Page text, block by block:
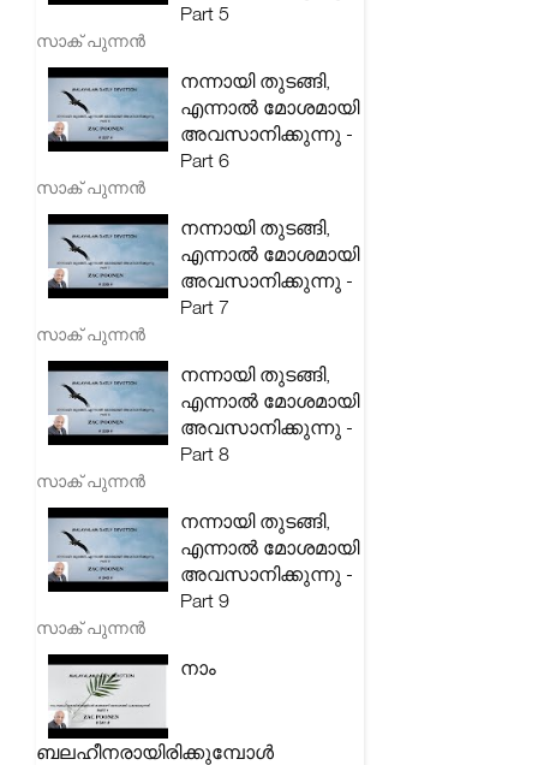
Part 5
സാക് പുന്നൻ
നന്നായി തുടങ്ങി,
എന്നാൽ മോശമായി
അവസാനിക്കുന്നു -
Part 6
സാക് പുന്നൻ
നന്നായി തുടങ്ങി,
എന്നാൽ മോശമായി
അവസാനിക്കുന്നു -
Part 7
സാക് പുന്നൻ
നന്നായി തുടങ്ങി,
എന്നാൽ മോശമായി
അവസാനിക്കുന്നു -
Part 8
സാക് പുന്നൻ
നന്നായി തുടങ്ങി,
എന്നാൽ മോശമായി
അവസാനിക്കുന്നു -
Part 9
സാക് പുന്നൻ
നാം
ബലഹീനരായിരിക്കുമ്പോൾ